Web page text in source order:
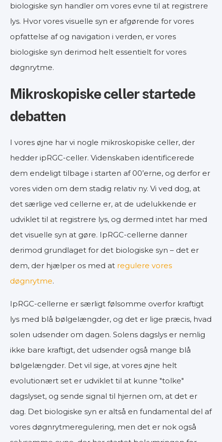
biologiske syn handler om vores evne til at registrere
lys. Hvor vores visuelle syn er afgørende for vores
opfattelse af og navigation i verden, er vores
biologiske syn derimod helt essentielt for vores
døgnrytme.
Mikroskopiske celler startede
debatten
I vores øjne har vi nogle mikroskopiske celler, der
hedder ipRGC-celler. Videnskaben identificerede
dem endeligt tilbage i starten af 00’erne, og derfor er
vores viden om dem stadig relativ ny. Vi ved dog, at
det særlige ved cellerne er, at de udelukkende er
udviklet til at registrere lys, og dermed intet har med
det visuelle syn at gøre. IpRGC-cellerne danner
derimod grundlaget for det biologiske syn – det er
dem, der hjælper os med at regulere vores
døgnrytme.
IpRGC-cellerne er særligt følsomme overfor kraftigt
lys med blå bølgelængder, og det er lige præcis, hvad
solen udsender om dagen. Solens dagslys er nemlig
ikke bare kraftigt, det udsender også mange blå
bølgelængder. Det vil sige, at vores øjne helt
evolutionært set er udviklet til at kunne "tolke"
dagslyset, og sende signal til hjernen om, at det er
dag. Det biologiske syn er altså en fundamental del af
vores døgnrytmeregulering, men det er nok også